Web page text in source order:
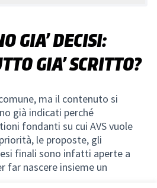
GIA’ DECISI:
GIA’ SCRITTO?
ma il contenuto si
già indicati perché
fondanti su cui AVS vuole
le proposte, gli
finali sono infatti aperte a
nascere insieme un